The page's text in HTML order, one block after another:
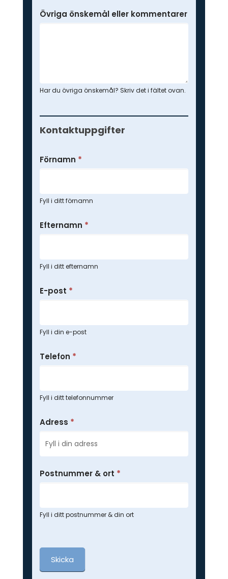
Övriga önskemål eller kommentarer
Har du övriga önskemål? Skriv det i fältet ovan.
Kontaktuppgifter
Förnamn *
Fyll i ditt förnamn
Efternamn *
Fyll i ditt efternamn
E-post *
Fyll i din e-post
Telefon *
Fyll i ditt telefonnummer
Adress *
Postnummer & ort *
Fyll i ditt postnummer & din ort
Skicka